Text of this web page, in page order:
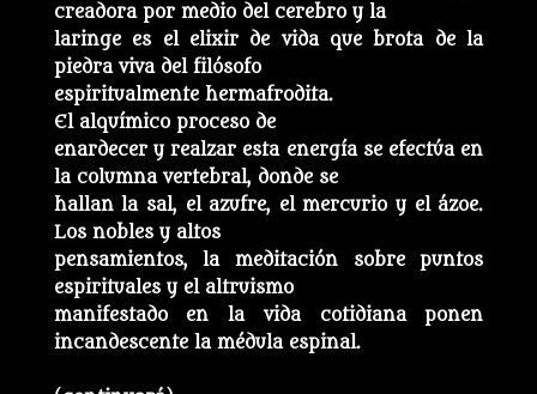
creadora por medio del cerebro y la
laringe es el elixir de vida que brota de la
piedra viva del filósofo
espiritualmente hermafrodita.
El alquímico proceso de
enardecer y realzar esta energía se efectúa en
la columna vertebral, donde se
hallan la sal, el azufre, el mercurio y el ázoe.
Los nobles y altos
pensamientos, la meditación sobre puntos
espirituales y el altruismo
manifestado en la vida cotidiana ponen
incandescente la médula espinal.